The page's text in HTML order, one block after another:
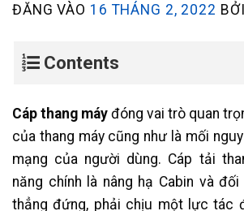
ĐĂNG VÀO 16 THÁNG 2, 2022
Contents
Cáp thang máy đóng vai trò quan
của thang máy cũng như là mối
mạng của người dùng. Cáp tải
năng chính là nâng hạ Cabin và
thẳng đứng, phải chịu một lực tác